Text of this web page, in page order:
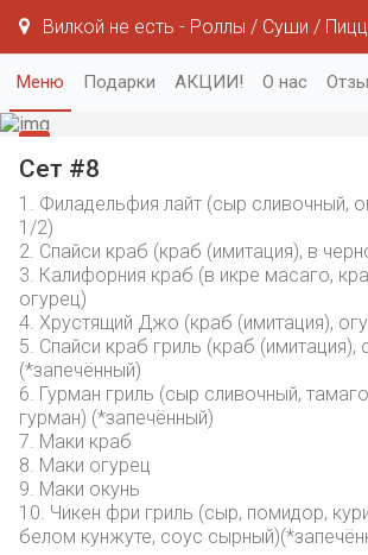
Вилкой не есть - Роллы / Суши / Пицца
Меню Подарки АКЦИИ! О нас
Сет #8
1. Филадельфия лайт (сыр сливочный,
1/2)
2. Спайси краб (краб (имитация), в
3. Калифорния краб (в икре масаго,
огурец)
4. Хрустящий Джо (краб (имитация),
5. Спайси краб гриль (краб (имитация),
(*запечённый)
6. Гурман гриль (сыр сливочный,
гурман) (*запечённый)
7. Маки краб
8. Маки огурец
9. Маки окунь
10. Чикен фри гриль (сыр, помидор,
белом кунжуте, соус